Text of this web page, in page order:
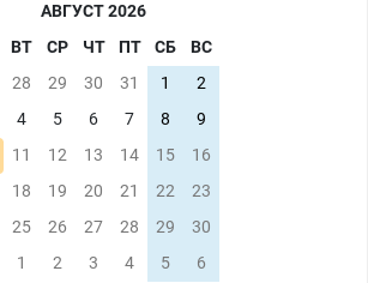
АВГУСТ 2026
ВТ СР ЧТ ПТ СБ
ВС
28 29 30 31 1
2
4 5 6 7 8
9
11 12 13 14 15
16
18 19 20 21 22
23
25 26 27 28 29
30
1 2 3 4 5 6